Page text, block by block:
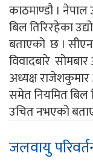
काठमाण्डौ ।
बिल तिरिरहेका
बताएको छ ।
विवादबारे
अध्यक्ष
समेत नियमित बिल
उचित नभएको
जलवायु